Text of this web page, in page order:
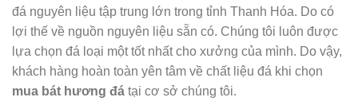
đá nguyên liệu tập trung lớn trong tỉnh Thanh Hóa. Do có
lợi thế về nguồn nguyên liệu sẵn có. Chúng tôi luôn được
lựa chọn đá loại một tốt nhất cho xưởng của mình. Do vậy,
khách hàng hoàn toàn yên tâm về chất liệu đá khi chọn
mua bát hương đá tại cơ sở chúng tôi.